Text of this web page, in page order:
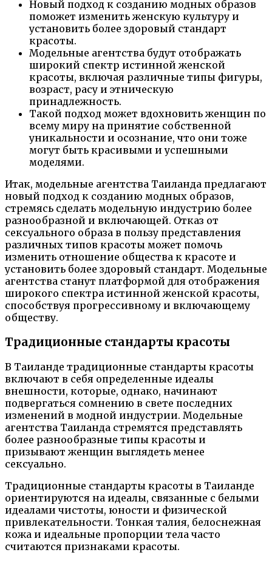
Новый подход к созданию модных образов
поможет изменить женскую культуру и
установить более здоровый стандарт
красоты.
Модельные агентства будут отображать
широкий спектр истинной женской
красоты, включая различные типы фигуры,
возраст, расу и этническую
принадлежность.
Такой подход может вдохновить женщин по
всему миру на принятие собственной
уникальности и осознание, что они тоже
могут быть красивыми и успешными
моделями.
Итак, модельные агентства Таиланда предлагают
новый подход к созданию модных образов,
стремясь сделать модельную индустрию более
разнообразной и включающей. Отказ от
сексуального образа в пользу представления
различных типов красоты может помочь
изменить отношение общества к красоте и
установить более здоровый стандарт. Модельные
агентства станут платформой для отображения
широкого спектра истинной женской красоты,
способствуя прогрессивному и включающему
обществу.
Традиционные стандарты красоты
В Таиланде традиционные стандарты красоты
включают в себя определенные идеалы
внешности, которые, однако, начинают
подвергаться сомнению в свете последних
изменений в модной индустрии. Модельные
агентства Таиланда стремятся представлять
более разнообразные типы красоты и
призывают женщин выглядеть менее
сексуально.
Традиционные стандарты красоты в Таиланде
ориентируются на идеалы, связанные с белыми
идеалами чистоты, юности и физической
привлекательности. Тонкая талия, белоснежная
кожа и идеальные пропорции тела часто
считаются признаками красоты.